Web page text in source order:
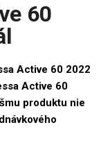
60
Active 60 2022
Active 60
produktu nie